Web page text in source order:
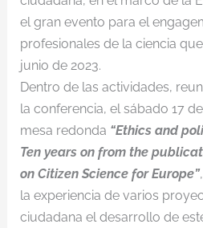
el gran evento para el
profesionales de la ciencia
junio de 2023.
Dentro de las actividades,
la conferencia, el sábado 17
mesa redonda “Ethics and
Ten years on from the
on Citizen Science for Europe”
la experiencia de varios
ciudadana el desarrollo de